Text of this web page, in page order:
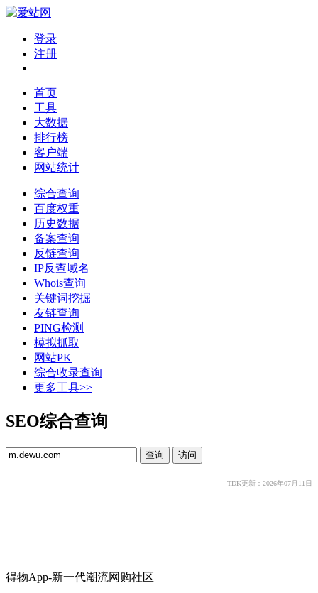
登录
注册
首页
工具
大数据
排行榜
客户端
网站统计
综合查询
百度权重
历史数据
备案查询
反链查询
IP反查域名
Whois查询
关键词挖掘
友链查询
PING检测
模拟抓取
网站PK
综合收录查询
更多工具>>
SEO综合查询
TDK更新：2026年07月11日
得物App-新一代潮流网购社区